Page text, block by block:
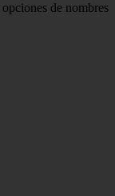
de nombres